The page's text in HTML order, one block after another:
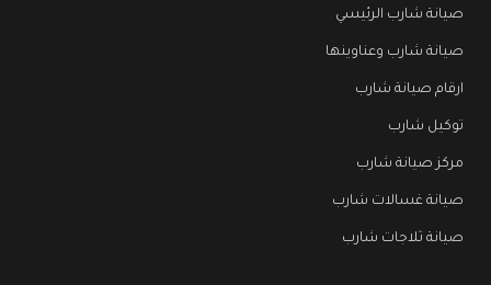
صيانة شارب الرئيسي
صيانة شارب وعناوينها
ارقام صيانة شارب
توكيل شارب
مركز صيانة شارب
صيانة غسالات شارب
صيانة ثلاجات شارب